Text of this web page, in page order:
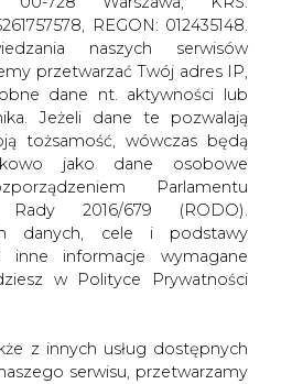
ZALOGUJ SIĘ
CIRE.TV
REGON: 012435148.
naszych serwisów
przetwarzać Twój adres IP,
dane nt. aktywności lub
Jeżeli dane te pozwalają
tożsamość, wówczas będą
jako dane osobowe
Parlamentu
2016/679 (RODO).
danych, cele i podstawy
inne informacje wymagane
w Polityce Prywatności
z innych usług dostępnych
serwisu, przetwarzamy